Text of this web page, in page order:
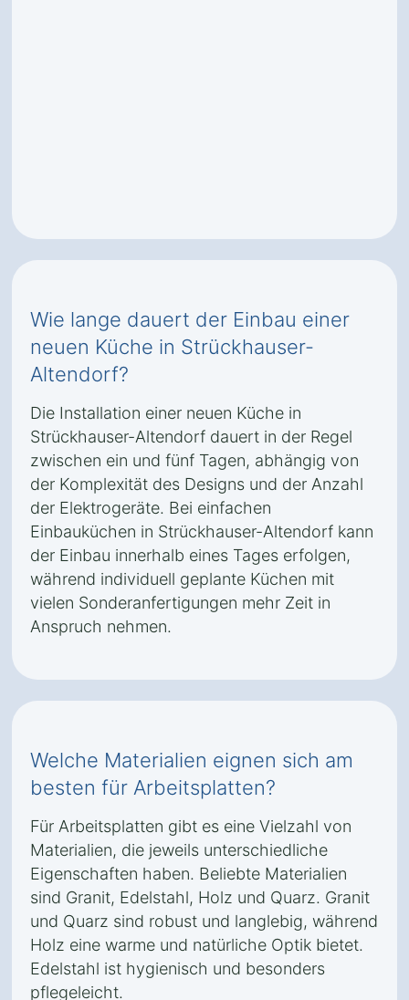
Wie lange dauert der Einbau einer
neuen Küche in Strückhauser-
Altendorf?
Die Installation einer neuen Küche in
Strückhauser-Altendorf dauert in der Regel
zwischen ein und fünf Tagen, abhängig von
der Komplexität des Designs und der Anzahl
der Elektrogeräte. Bei einfachen
Einbauküchen in Strückhauser-Altendorf kann
der Einbau innerhalb eines Tages erfolgen,
während individuell geplante Küchen mit
vielen Sonderanfertigungen mehr Zeit in
Anspruch nehmen.
Welche Materialien eignen sich am
besten für Arbeitsplatten?
Für Arbeitsplatten gibt es eine Vielzahl von
Materialien, die jeweils unterschiedliche
Eigenschaften haben. Beliebte Materialien
sind Granit, Edelstahl, Holz und Quarz. Granit
und Quarz sind robust und langlebig, während
Holz eine warme und natürliche Optik bietet.
Edelstahl ist hygienisch und besonders
pflegeleicht.